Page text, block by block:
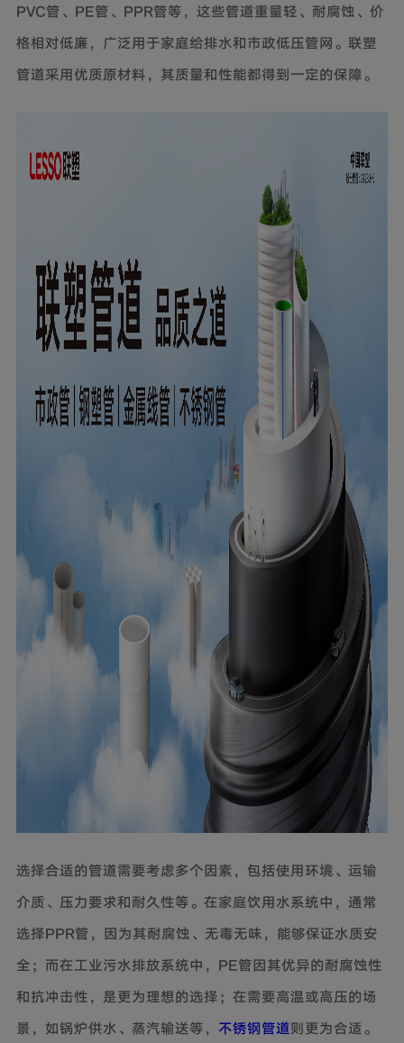
PVC管、PE管、PPR管等，这些管道重量轻、耐腐蚀、价
格相对低廉，广泛用于家庭给排水和市政低压管网。联塑
管道采用优质原材料，其质量和性能都得到一定的保障。
选择合适的管道需要考虑多个因素，包括使用环境、运输
介质、压力要求和耐久性等。在家庭饮用水系统中，通常
选择PPR管，因为其耐腐蚀、无毒无味，能够保证水质安
全；而在工业污水排放系统中，PE管因其优异的耐腐蚀性
和抗冲击性，是更为理想的选择；在需要高温或高压的场
景，如锅炉供水、蒸汽输送等， 不锈钢管道则更为合适。